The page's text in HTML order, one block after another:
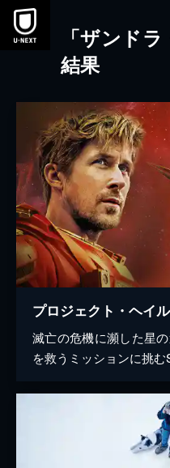
本文へスキップ
「ザンド
結果
プロジェクト・ヘイ
滅亡の危機に瀕した星
を救うミッションに挑